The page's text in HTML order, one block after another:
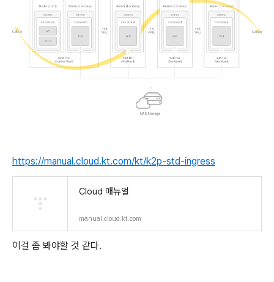
https://manual.cloud.kt.com/kt/k2p-std-ingress
Cloud 매뉴얼
manual.cloud.kt.com
이걸 좀 봐야할 것 같다.